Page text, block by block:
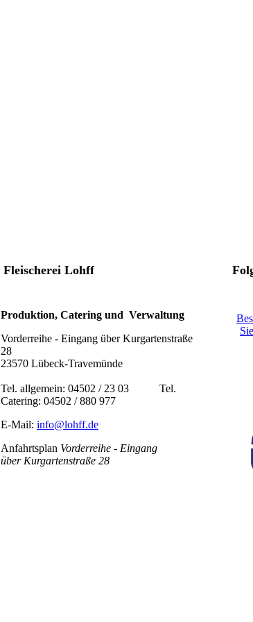
Fleischerei Lohff
Produktion, Catering und Verwaltung
Vorderreihe - Eingang über Kurgartenstraße
28
23570 Lübeck-Travemünde
Tel. allgemein: 04502 / 23 03 Tel.
Catering: 04502 / 880 977
E-Mail: info@lohff.de
Anfahrtsplan Vorderreihe - Eingang
über Kurgartenstraße 28